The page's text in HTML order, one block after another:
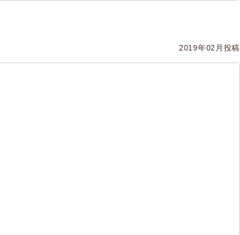
2019年02月投稿